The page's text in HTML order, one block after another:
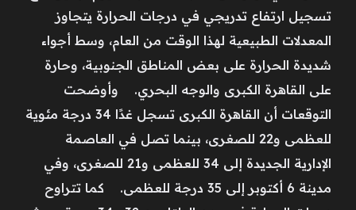
تسجيل ارتفاع تدريجي في درجات الحرارة يتجاوز
المعدلات الطبيعية لهذا الوقت من العام، وسط أجواء
شديدة الحرارة على بعض المناطق الجنوبية، وحارة
على القاهرة الكبرى والوجه البحري. وأوضحت
التوقعات أن القاهرة الكبرى تسجل غدًا 34 درجة مئوية
للعظمى و22 للصغرى، بينما تصل في العاصمة
الإدارية الجديدة إلى 34 للعظمى و21 للصغرى، وفي
مدينة 6 أكتوبر إلى 35 درجة للعظمى. كما تتراوح